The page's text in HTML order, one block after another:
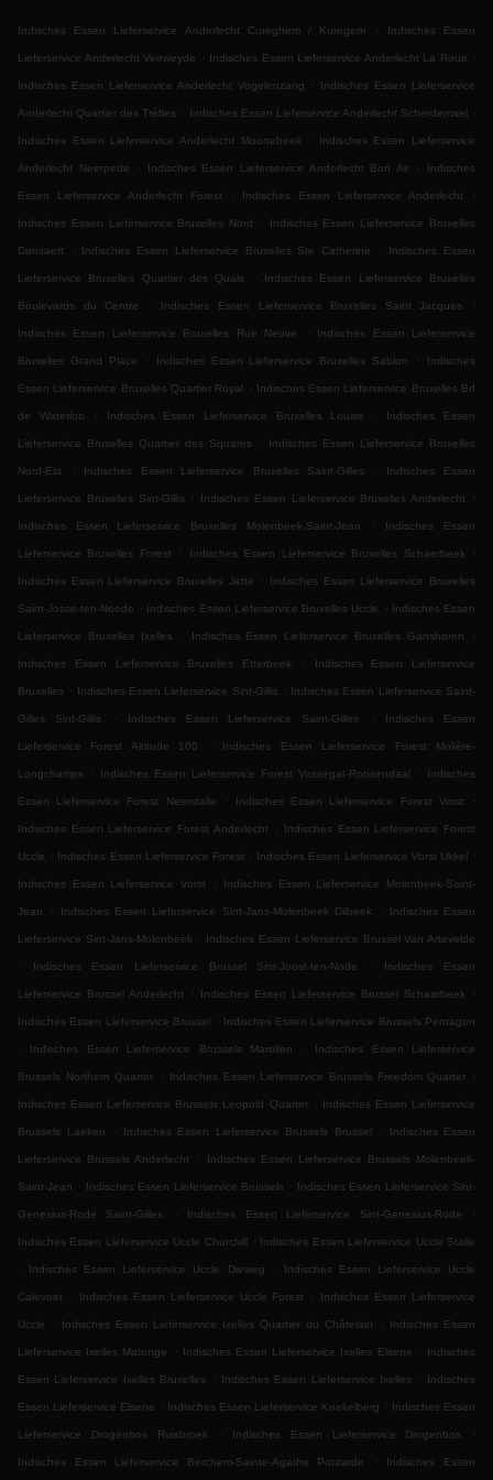
Indisches Essen Lieferservice Anderlecht Cureghem / Kuregem . Indisches Essen
Lieferservice Anderlecht Veeweyde . Indisches Essen Lieferservice Anderlecht La Roue .
Indisches Essen Lieferservice Anderlecht Vogelenzang . Indisches Essen Lieferservice
Anderlecht Quartier des Trèfles . Indisches Essen Lieferservice Anderlecht Scherdemael .
Indisches Essen Lieferservice Anderlecht Moortebeek . Indisches Essen Lieferservice
Anderlecht Neerpede . Indisches Essen Lieferservice Anderlecht Bon Air . Indisches
Essen Lieferservice Anderlecht Forest . Indisches Essen Lieferservice Anderlecht .
Indisches Essen Lieferservice Bruxelles Nord . Indisches Essen Lieferservice Bruxelles
Dansaert . Indisches Essen Lieferservice Bruxelles Ste Catherine . Indisches Essen
Lieferservice Bruxelles Quartier des Quais . Indisches Essen Lieferservice Bruxelles
Boulevards du Centre . Indisches Essen Lieferservice Bruxelles Saint Jacques .
Indisches Essen Lieferservice Bruxelles Rue Neuve . Indisches Essen Lieferservice
Bruxelles Grand Place . Indisches Essen Lieferservice Bruxelles Sablon . Indisches
Essen Lieferservice Bruxelles Quartier Royal . Indisches Essen Lieferservice Bruxelles Bd
de Waterloo . Indisches Essen Lieferservice Bruxelles Louise . Indisches Essen
Lieferservice Bruxelles Quartier des Squares . Indisches Essen Lieferservice Bruxelles
Nord-Est . Indisches Essen Lieferservice Bruxelles Saint-Gilles . Indisches Essen
Lieferservice Bruxelles Sint-Gillis . Indisches Essen Lieferservice Bruxelles Anderlecht .
Indisches Essen Lieferservice Bruxelles Molenbeek-Saint-Jean . Indisches Essen
Lieferservice Bruxelles Forest . Indisches Essen Lieferservice Bruxelles Schaerbeek .
Indisches Essen Lieferservice Bruxelles Jette . Indisches Essen Lieferservice Bruxelles
Saint-Josse-ten-Noode . Indisches Essen Lieferservice Bruxelles Uccle . Indisches Essen
Lieferservice Bruxelles Ixelles . Indisches Essen Lieferservice Bruxelles Ganshoren .
Indisches Essen Lieferservice Bruxelles Etterbeek . Indisches Essen Lieferservice
Bruxelles . Indisches Essen Lieferservice Sint-Gillis . Indisches Essen Lieferservice Saint-
Gilles Sint-Gillis . Indisches Essen Lieferservice Saint-Gilles . Indisches Essen
Lieferservice Forest Altitude 100 . Indisches Essen Lieferservice Forest Molière-
Longchamps . Indisches Essen Lieferservice Forest Vossegat-Roosendaal . Indisches
Essen Lieferservice Forest Neerstalle . Indisches Essen Lieferservice Forest Vorst .
Indisches Essen Lieferservice Forest Anderlecht . Indisches Essen Lieferservice Forest
Uccle . Indisches Essen Lieferservice Forest . Indisches Essen Lieferservice Vorst Ukkel .
Indisches Essen Lieferservice Vorst . Indisches Essen Lieferservice Molenbeek-Saint-
Jean . Indisches Essen Lieferservice Sint-Jans-Molenbeek Dilbeek . Indisches Essen
Lieferservice Sint-Jans-Molenbeek . Indisches Essen Lieferservice Brussel Van Artevelde
.
Indisches Essen Lieferservice Brussel Sint-Joost-ten-Node . Indisches Essen
Lieferservice Brussel Anderlecht . Indisches Essen Lieferservice Brussel Schaarbeek .
Indisches Essen Lieferservice Brussel . Indisches Essen Lieferservice Brussels Pentagon
.
Indisches Essen Lieferservice Brussels Marollen . Indisches Essen Lieferservice
Brussels Northern Quarter . Indisches Essen Lieferservice Brussels Freedom Quarter .
Indisches Essen Lieferservice Brussels Leopold Quarter . Indisches Essen Lieferservice
Brussels Laeken . Indisches Essen Lieferservice Brussels Brussel . Indisches Essen
Lieferservice Brussels Anderlecht . Indisches Essen Lieferservice Brussels Molenbeek-
Saint-Jean . Indisches Essen Lieferservice Brussels . Indisches Essen Lieferservice Sint-
Genesius-Rode Saint-Gilles . Indisches Essen Lieferservice Sint-Genesius-Rode .
Indisches Essen Lieferservice Uccle Churchill . Indisches Essen Lieferservice Uccle Stalle
.
Indisches Essen Lieferservice Uccle Dieweg . Indisches Essen Lieferservice Uccle
Calevoet . Indisches Essen Lieferservice Uccle Forest . Indisches Essen Lieferservice
Uccle . Indisches Essen Lieferservice Ixelles Quartier du Châtelain . Indisches Essen
Lieferservice Ixelles Matonge . Indisches Essen Lieferservice Ixelles Elsene . Indisches
Essen Lieferservice Ixelles Bruxelles . Indisches Essen Lieferservice Ixelles . Indisches
Essen Lieferservice Elsene . Indisches Essen Lieferservice Koekelberg . Indisches Essen
Lieferservice Drogenbos Ruisbroek . Indisches Essen Lieferservice Drogenbos .
Indisches Essen Lieferservice Berchem-Sainte-Agathe Potaarde . Indisches Essen